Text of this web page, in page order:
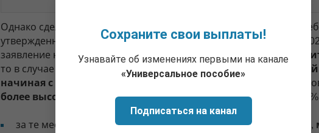
Однако сделать это еще не поздно! Согласно правилам (
утвержденных Постановлением Правительства № 630 от
заявление на новую выплату подать в ПФРдо 30.09.2022
то в случае одобрения она будет назначена
за весь
начиная с 01.04.2022
. При этом если новое пособие будет
более высоком размере(соответственно в размере 75 или
за те месяцы, за которые уже было получено старое пособие,
Сохраните свои выплаты!
Узнавайте об изменениях первыми на канале
«Универсальное пособие»
Подписаться на канал